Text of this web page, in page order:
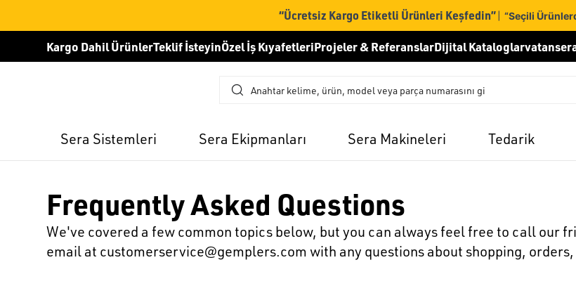
“Ücretsiz Kargo Etiketli Ürünleri Keşfedin”| “Seçili
Kargo Dahil ÜrünlerTeklif İsteyinÖzel İş KıyafetleriProjeler & ReferanslarDijital Kataloglar
Sera Sistemleri Sera Ekipmanları Sera Makineleri Tedarik
Frequently Asked Questions
We've covered a few common topics below, but you can always feel free to call our
email at customerservice@gemplers.com with any questions about shopping,